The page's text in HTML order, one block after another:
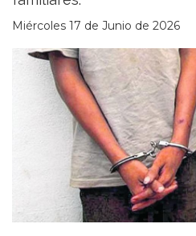
Miércoles 17 de Junio de 2026